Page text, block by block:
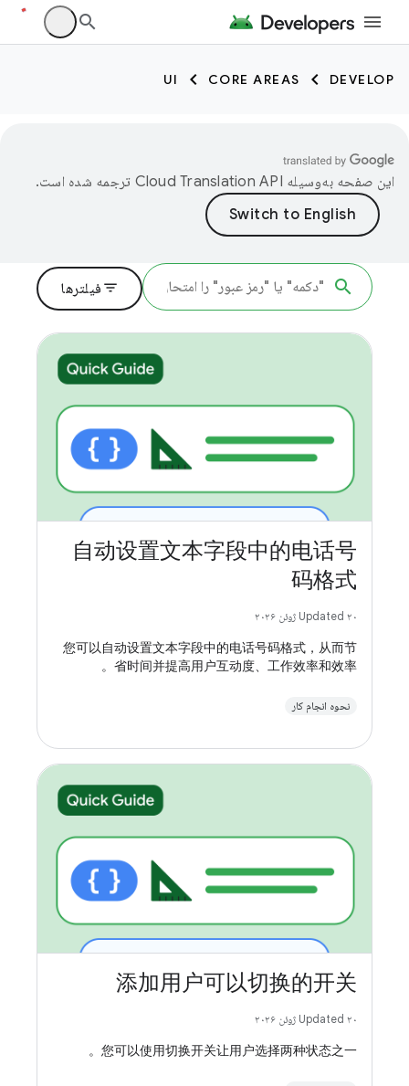
DEVELOP
CORE AREAS
UI
این صفحه به‌وسیله ترجمه شده است.
filter_listفیلترها
自动设置文本字段中的电话号
码格式
Updated ۲۰ ژوئن ۲۰۲۶
您可以自动设置文本字段中的电话号码格式，从而节
省时间并提高用户互动度、工作效率和效率。
نحوه انجام کار
添加用户可以切换的开关
Updated ۲۰ ژوئن ۲۰۲۶
您可以使用切换开关让用户选择两种状态之一。